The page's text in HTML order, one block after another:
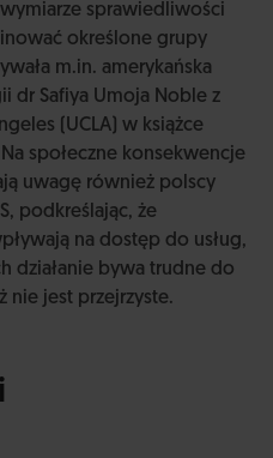
sprawiedliwości
określone grupy
m.in. amerykańska
dr Safiya Umoja Noble z
(UCLA) w książce
społeczne konsekwencje
uwagę również polscy
podkreślając, że
na dostęp do usług,
działanie bywa trudne do
nie jest przejrzyste.